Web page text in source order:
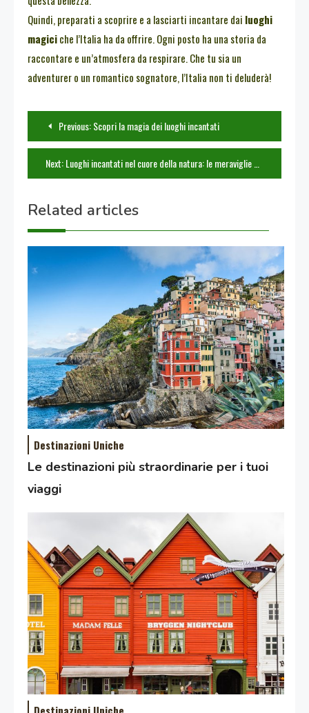
Quindi, preparati a scoprire e a lasciarti incantare dai luoghi
magiciche l’Italia ha da offrire. Ogni posto ha una storia da
raccontare e un’atmosfera da respirare. Che tu sia un
adventurer o un romantico sognatore, l’Italia non ti deluderà!
Navigazione
articoli
Previous:Scopri la magia dei luoghi incantati
Next:Luoghi incantati nel cuore della natura: le meraviglie da non perdere
Related articles
Destinazioni Uniche
Le destinazioni più straordinarie per i tuoi
viaggi